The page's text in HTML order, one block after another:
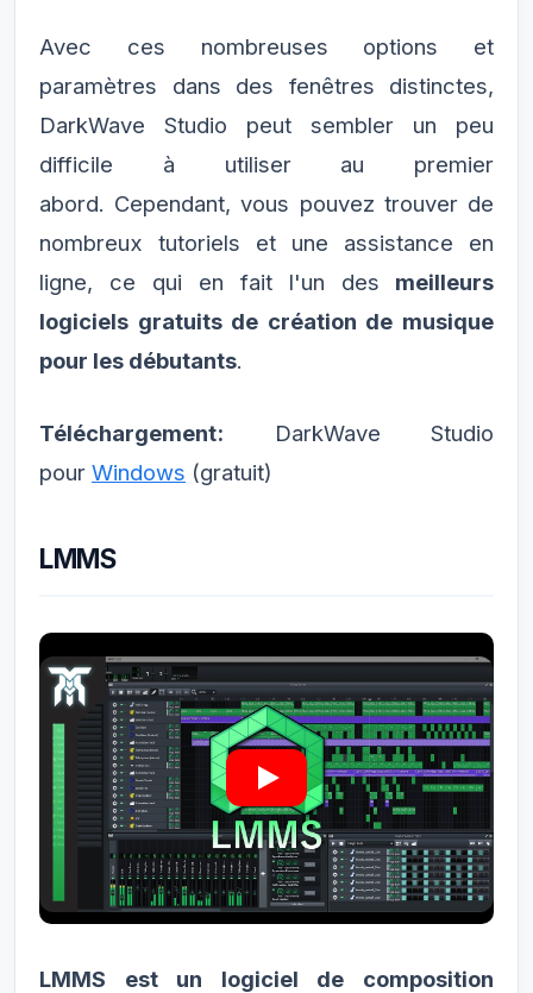
Avec ces nombreuses options et
paramètres dans des fenêtres distinctes,
DarkWave Studio peut sembler un peu
difficile à utiliser au premier
abord. Cependant, vous pouvez trouver de
nombreux tutoriels et une assistance en
ligne, ce qui en fait l'un des meilleurs
logiciels gratuits de création de musique
pour les débutants.
Téléchargement: DarkWave Studio
pour Windows (gratuit)
LMMS
LMMS est un logiciel de composition